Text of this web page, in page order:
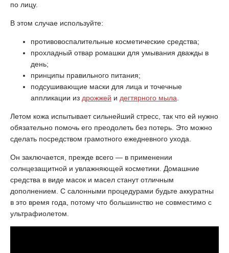
по лицу.
В этом случае используйте:
противовоспалительные косметические средства;
прохладный отвар ромашки для умывания дважды в
день;
принципы правильного питания;
подсушивающие маски для лица и точечные
аппликации из дрожжей и дегтярного мыла
Летом кожа испытывает сильнейший стресс, так что ей нужно
обязательно помочь его преодолеть без потерь. Это можно
сделать посредством грамотного ежедневного ухода.
Он заключается, прежде всего — в применении
солнцезащитной и увлажняющей косметики. Домашние
средства в виде масок и масел станут отличным
дополнением. С салонными процедурами будьте аккуратны
в это время года, потому что большинство не совместимо с
ультрафиолетом.